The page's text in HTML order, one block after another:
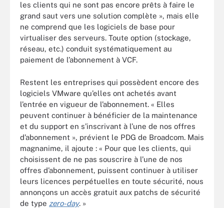
les clients qui ne sont pas encore prêts à faire le
grand saut vers une solution complète », mais elle
ne comprend que les logiciels de base pour
virtualiser des serveurs. Toute option (stockage,
réseau, etc.) conduit systématiquement au
paiement de l’abonnement à VCF.
Restent les entreprises qui possèdent encore des
logiciels VMware qu’elles ont achetés avant
l’entrée en vigueur de l’abonnement. « Elles
peuvent continuer à bénéficier de la maintenance
et du support en s’inscrivant à l’une de nos offres
d’abonnement », prévient le PDG de Broadcom. Mais
magnanime, il ajoute : « Pour que les clients, qui
choisissent de ne pas souscrire à l’une de nos
offres d’abonnement, puissent continuer à utiliser
leurs licences perpétuelles en toute sécurité, nous
annonçons un accès gratuit aux patchs de sécurité
de type zero-day. »